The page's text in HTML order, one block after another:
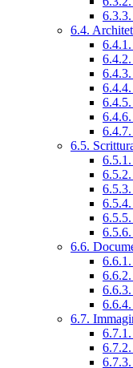
6.4.
6.5.
6.6.
6.7.